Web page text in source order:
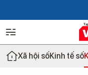
Xã hội sốKinh tế số